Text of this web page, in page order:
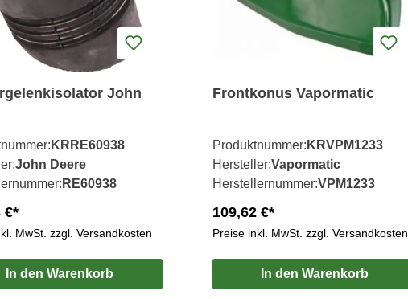
John
KRRE60938
John Deere
RE60938
€*
MwSt. zzgl. Versandkosten
In den Warenkorb
Frontkonus Vapormatic
Produktnummer: KRVPM1233
Hersteller:Vapormatic
Herstellernummer:VPM1233
109,62 €*
Preise inkl. MwSt. zzgl. Versandkosten
In den Warenkorb